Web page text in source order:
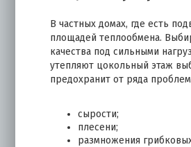
В частных домах, где есть
площадей теплообмена.
качества под сильными
утепляют цокольный этаж
предохранит от ряда
сырости;
плесени;
размножения